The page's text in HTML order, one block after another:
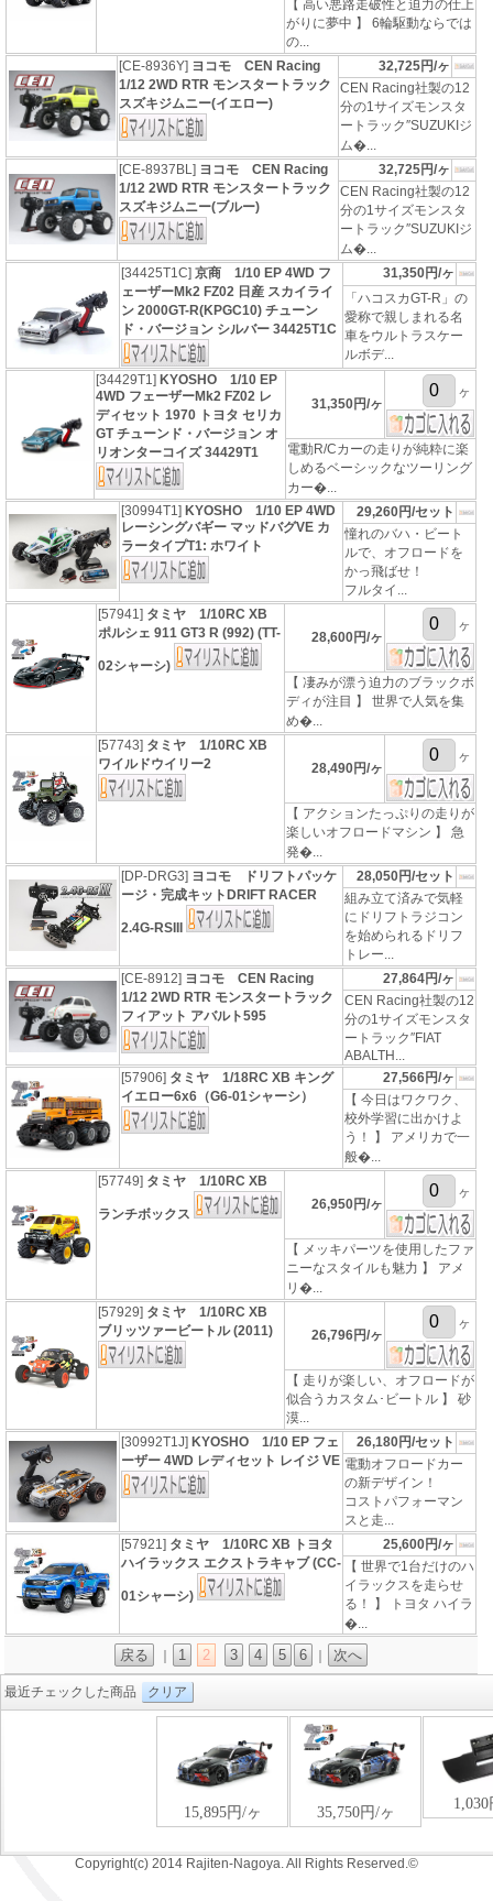
【 高い悪路走破性と迫力の仕上
がりに夢中 】 6輪駆動ならでは
の...
[CE-8936Y] ヨコモ CEN Racing
1/12 2WD RTR モンスタートラック
スズキジムニー(イエロー)
32,725円/ヶ
CEN Racing社製の12
分の1サイズモンスタ
ートラック″SUZUKIジ
ム�...
[CE-8937BL] ヨコモ CEN Racing
1/12 2WD RTR モンスタートラック
スズキジムニー(ブルー)
32,725円/ヶ
CEN Racing社製の12
分の1サイズモンスタ
ートラック″SUZUKIジ
ム�...
[34425T1C]京商 1/10 EP 4WD フ
ェーザーMk2 FZ02 日産 スカイライ
ン 2000GT-R(KPGC10) チューン
ド・バージョン シルバー 34425T1C
31,350円/ヶ
「ハコスカGT-R」の
愛称で親しまれる名
車をウルトラスケー
ルボデ...
[34429T1] KYOSHO 1/10 EP
4WD フェーザーMk2 FZ02 レ
ディセット 1970 トヨタ セリカ
GT チューンド・バージョン オ
リオンターコイズ 34429T1
31,350円/ヶ
ヶ
電動R/Cカーの走りが純粋に楽
しめるベーシックなツーリング
カー�...
[30994T1] KYOSHO 1/10 EP 4WD
レーシングバギー マッドバグVE カ
ラータイプT1: ホワイト
29,260円/セット
憧れのバハ・ビート
ルで、オフロードを
かっ飛ばせ！
フルタイ...
[57941] タミヤ 1/10RC XB
ポルシェ 911 GT3 R (992) (TT-
02シャーシ)
28,600円/ヶ
ヶ
【 凄みが漂う迫力のブラックボ
ディが注目 】 世界で人気を集
め�...
[57743] タミヤ 1/10RC XB
ワイルドウイリー2
28,490円/ヶ
ヶ
【 アクションたっぷりの走りが
楽しいオフロードマシン 】 急
発�...
[DP-DRG3] ヨコモ ドリフトパッケ
ージ・完成キットDRIFT RACER
2.4G-RSIII
28,050円/セット
組み立て済みで気軽
にドリフトラジコン
を始められるドリフ
トレー...
[CE-8912] ヨコモ CEN Racing
1/12 2WD RTR モンスタートラック
フィアット アバルト595
27,864円/ヶ
CEN Racing社製の12
分の1サイズモンスタ
ートラック″FIAT
ABALTH...
[57906] タミヤ 1/18RC XB キング
イエロー6x6（G6-01シャーシ）
27,566円/ヶ
【 今日はワクワク、
校外学習に出かけよ
う！ 】 アメリカで一
般�...
[57749] タミヤ 1/10RC XB
ランチボックス
26,950円/ヶ
ヶ
【 メッキパーツを使用したファ
ニーなスタイルも魅力 】 アメ
リ�...
[57929] タミヤ 1/10RC XB
ブリッツァービートル (2011)
26,796円/ヶ
ヶ
【 走りが楽しい、オフロードが
似合うカスタム･ビートル 】 砂
漠...
[30992T1J] KYOSHO 1/10 EP フェ
ーザー 4WD レディセット レイジ VE
26,180円/セット
電動オフロードカー
の新デザイン！
コストパフォーマン
スと走...
[57921] タミヤ 1/10RC XB トヨタ
ハイラックス エクストラキャブ (CC-
01シャーシ)
25,600円/ヶ
【 世界で1台だけのハ
イラックスを走らせ
る！ 】 トヨタ ハイラ
�...
戻る 1 2 3 4 5 6 次へ
最近チェックした商品 クリア
Copyright(c) 2014 Rajiten-Nagoya. All Rights Reserved.©